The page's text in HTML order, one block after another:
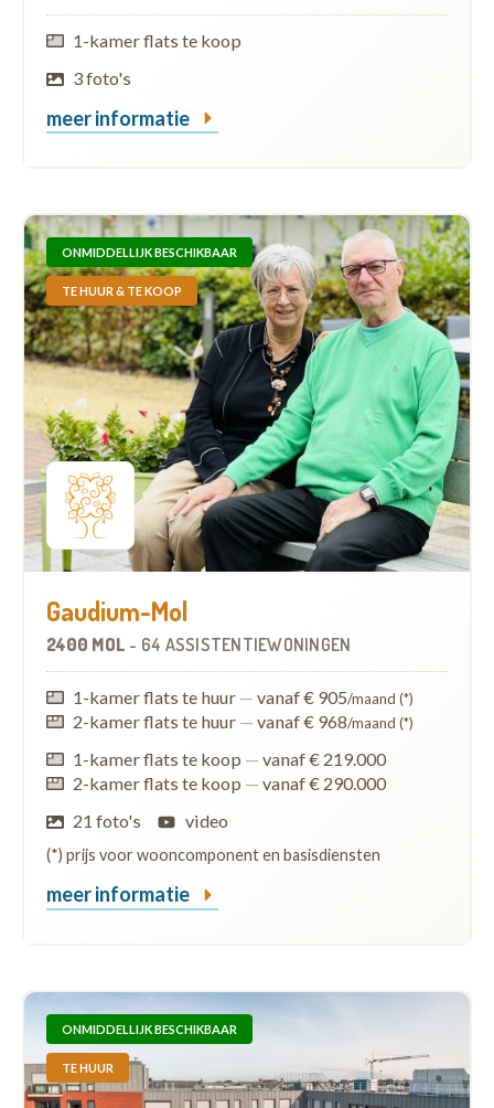
1-kamer flats te koop
3 foto's
meer informatie
ONMIDDELLIJK BESCHIKBAAR
TE HUUR & TE KOOP
Gaudium-Mol
2400 MOL - 64 ASSISTENTIEWONINGEN
1-kamer flats te huur — vanaf € 905/maand (*)
2-kamer flats te huur — vanaf € 968/maand (*)
1-kamer flats te koop — vanaf € 219.000
2-kamer flats te koop — vanaf € 290.000
21 foto's
video
(*) prijs voor wooncomponent en basisdiensten
meer informatie
ONMIDDELLIJK BESCHIKBAAR
TE HUUR